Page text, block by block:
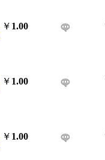
￥ 1.00
￥ 1.00
￥ 1.00